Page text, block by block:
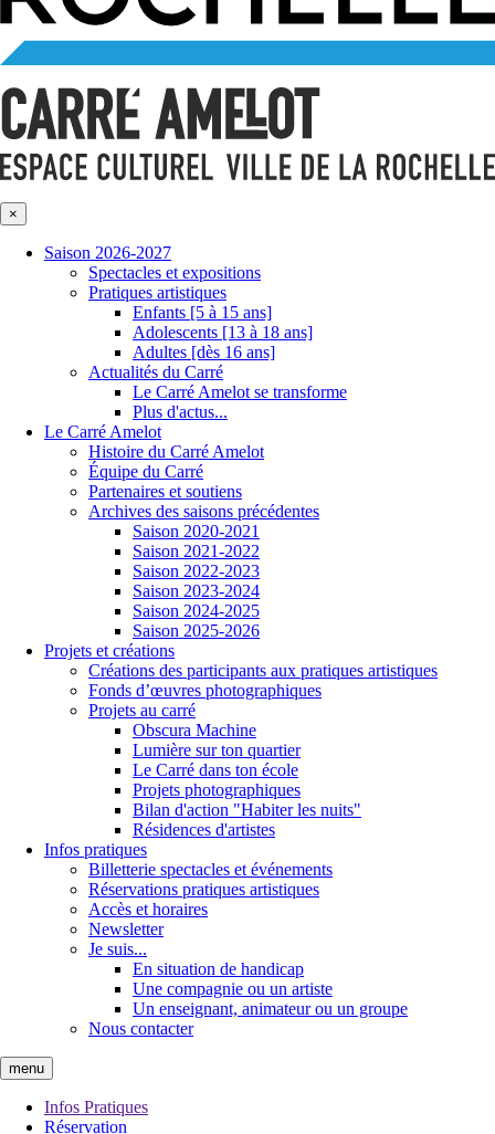
×
Saison 2026-2027
Spectacles et expositions
Pratiques artistiques
Enfants [5 à 15 ans]
Adolescents [13 à 18 ans]
Adultes [dès 16 ans]
Actualités du Carré
Le Carré Amelot se transforme
Plus d'actus...
Le Carré Amelot
Histoire du Carré Amelot
Équipe du Carré
Partenaires et soutiens
Archives des saisons précédentes
Saison 2020-2021
Saison 2021-2022
Saison 2022-2023
Saison 2023-2024
Saison 2024-2025
Saison 2025-2026
Projets et créations
Créations des participants aux pratiques artistiques
Fonds d’œuvres photographiques
Projets au carré
Obscura Machine
Lumière sur ton quartier
Le Carré dans ton école
Projets photographiques
Bilan d'action "Habiter les nuits"
Résidences d'artistes
Infos pratiques
Billetterie spectacles et événements
Réservations pratiques artistiques
Accès et horaires
Newsletter
Je suis...
En situation de handicap
Une compagnie ou un artiste
Un enseignant, animateur ou un groupe
Nous contacter
menu
Infos Pratiques
Réservation